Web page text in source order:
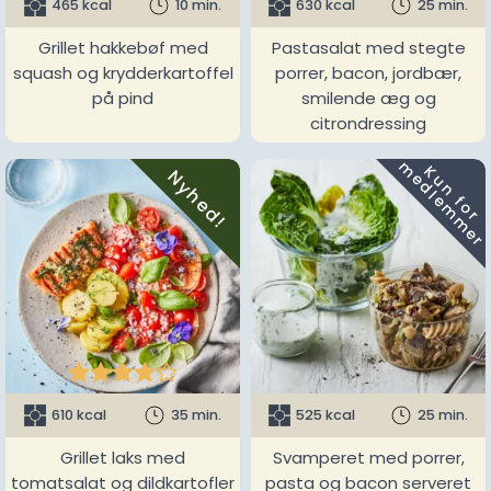
465 kcal 10 min.
Grillet hakkebøf med
squash og krydderkartoffel
på pind
630 kcal 25 min.
Pastasalat med stegte
porrer, bacon, jordbær,
smilende æg og
citrondressing
Nyhed!

610 kcal 35 min.
Grillet laks med
tomatsalat og dildkartofler
K
u
n
f
o
r
m
e
d
l
e
m
m
e
r
525 kcal 25 min.
Svamperet med porrer,
pasta og bacon serveret